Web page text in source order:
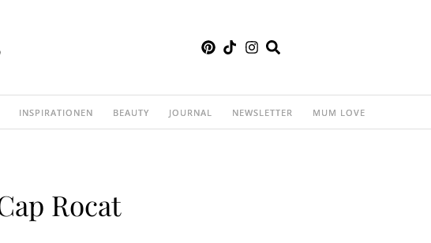
INSPIRATIONEN BEAUTY JOURNAL NEWSLETTER MUM LOVE
Rocat